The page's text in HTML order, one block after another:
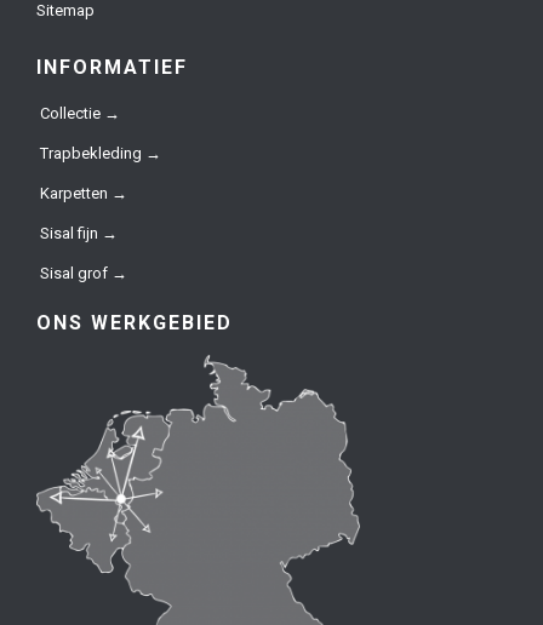
Sitemap
INFORMATIEF
Collectie →
Trapbekleding →
Karpetten →
Sisal fijn →
Sisal grof →
ONS WERKGEBIED